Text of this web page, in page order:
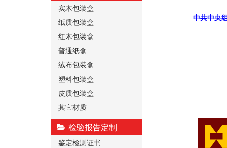
实木包装盒
纸质包装盒
红木包装盒
普通纸盒
绒布包装盒
塑料包装盒
皮质包装盒
其它材质
检验报告定制
鉴定检测证书
中共中央